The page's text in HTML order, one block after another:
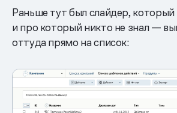
Раньше тут был слайдер, который
и про который никто не знал —
оттуда прямо на список: